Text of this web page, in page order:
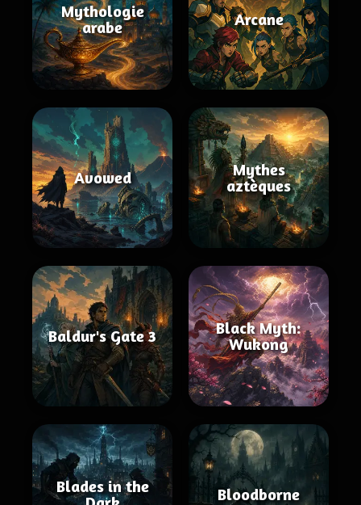
Mythologie
arabe
Arcane
Avowed
Mythes
aztèques
Baldur's Gate 3
Black Myth:
Wukong
Blades in the
Bloodborne